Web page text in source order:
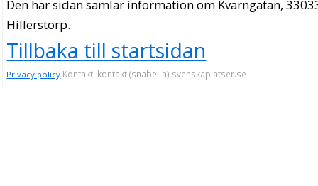
Den här sidan samlar information om Kvarngatan,
Hillerstorp.
Tillbaka till startsidan
Privacy policy Kontakt: kontakt (snabel-a) svenskaplatser.se